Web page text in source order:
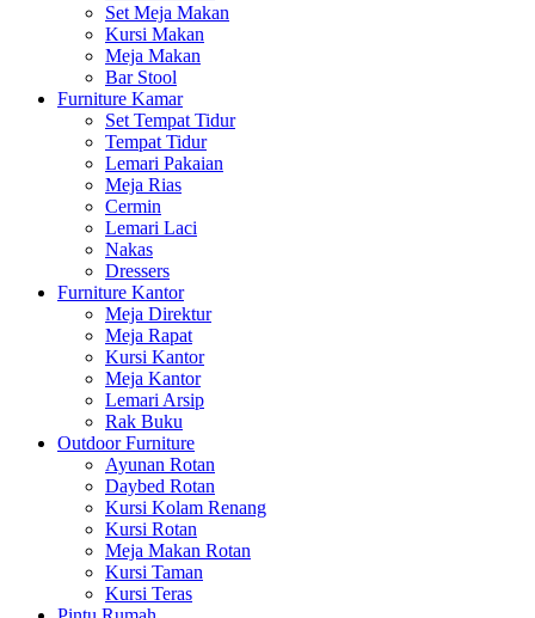
Set Meja Makan
Kursi Makan
Meja Makan
Bar Stool
Furniture Kamar
Set Tempat Tidur
Tempat Tidur
Lemari Pakaian
Meja Rias
Cermin
Lemari Laci
Nakas
Dressers
Furniture Kantor
Meja Direktur
Meja Rapat
Kursi Kantor
Meja Kantor
Lemari Arsip
Rak Buku
Outdoor Furniture
Ayunan Rotan
Daybed Rotan
Kursi Kolam Renang
Kursi Rotan
Meja Makan Rotan
Kursi Taman
Kursi Teras